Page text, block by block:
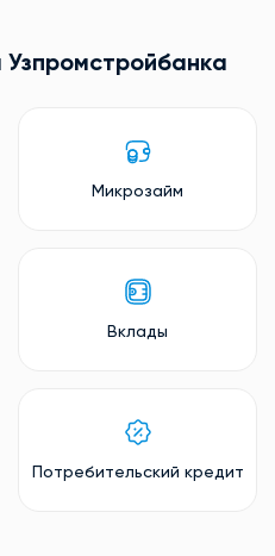
Микрозайм
Вклады
Потребительский кредит